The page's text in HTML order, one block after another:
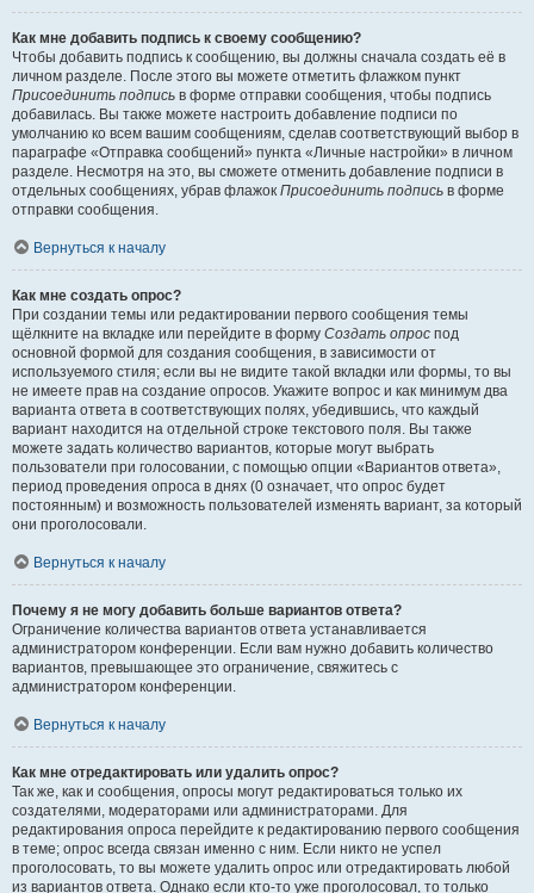
Как мне добавить подпись к своему сообщению?
Чтобы добавить подпись к сообщению, вы должны сначала создать её в
личном разделе. После этого вы можете отметить флажком пункт
Присоединить подпись в форме отправки сообщения, чтобы подпись
добавилась. Вы также можете настроить добавление подписи по
умолчанию ко всем вашим сообщениям, сделав соответствующий выбор в
параграфе «Отправка сообщений» пункта «Личные настройки» в личном
разделе. Несмотря на это, вы сможете отменить добавление подписи в
отдельных сообщениях, убрав флажок Присоединить подпись в форме
отправки сообщения.
Вернуться к началу
Как мне создать опрос?
При создании темы или редактировании первого сообщения темы
щёлкните на вкладке или перейдите в форму Создать опрос под
основной формой для создания сообщения, в зависимости от
используемого стиля; если вы не видите такой вкладки или формы, то вы
не имеете прав на создание опросов. Укажите вопрос и как минимум два
варианта ответа в соответствующих полях, убедившись, что каждый
вариант находится на отдельной строке текстового поля. Вы также
можете задать количество вариантов, которые могут выбрать
пользователи при голосовании, с помощью опции «Вариантов ответа»,
период проведения опроса в днях (0 означает, что опрос будет
постоянным) и возможность пользователей изменять вариант, за который
они проголосовали.
Вернуться к началу
Почему я не могу добавить больше вариантов ответа?
Ограничение количества вариантов ответа устанавливается
администратором конференции. Если вам нужно добавить количество
вариантов, превышающее это ограничение, свяжитесь с
администратором конференции.
Вернуться к началу
Как мне отредактировать или удалить опрос?
Так же, как и сообщения, опросы могут редактироваться только их
создателями, модераторами или администраторами. Для
редактирования опроса перейдите к редактированию первого сообщения
в теме; опрос всегда связан именно с ним. Если никто не успел
проголосовать, то вы можете удалить опрос или отредактировать любой
из вариантов ответа. Однако если кто-то уже проголосовал, то только